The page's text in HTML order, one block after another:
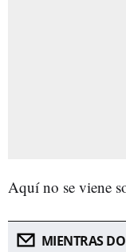
Aquí no se viene
MIENTRAS